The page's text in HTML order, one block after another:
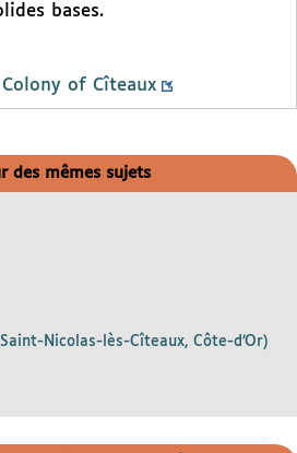
bases.
Colony of Cîteaux
des mêmes sujets
Nicolas-lès-Cîteaux, Côte-d’Or)